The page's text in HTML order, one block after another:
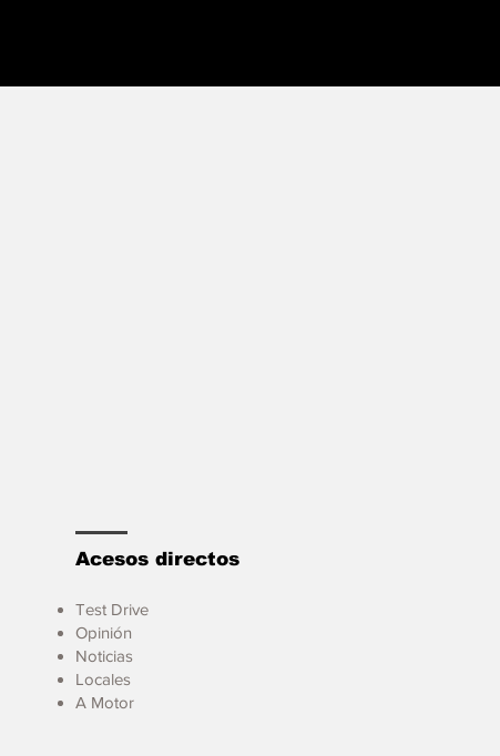
Acesos directos
Test Drive
Opinión
Noticias
Locales
A Motor